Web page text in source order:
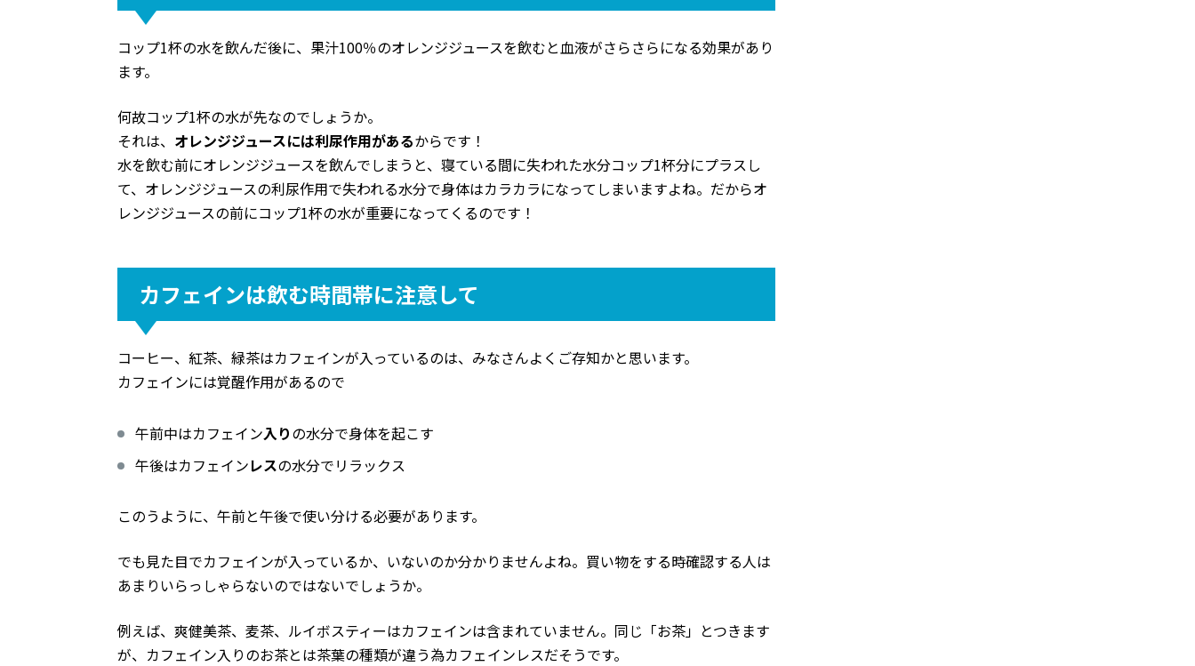
コップ1杯の水を飲んだ後に、果汁100％のオレンジジュースを飲むと血液がさらさらになる効果があり
ます。
何故コップ1杯の水が先なのでしょうか。
それは、 オレンジジュースには利尿作用があるからです！
水を飲む前にオレンジジュースを飲んでしまうと、寝ている間に失われた水分コップ1杯分にプラスし
て、オレンジジュースの利尿作用で失われる水分で身体はカラカラになってしまいますよね。だからオ
レンジジュースの前にコップ1杯の水が重要になってくるのです！
カフェインは飲む時間帯に注意して
コーヒー、紅茶、緑茶はカフェインが入っているのは、みなさんよくご存知かと思います。
カフェインには覚醒作用があるので
午前中はカフェイン入りの水分で身体を起こす
午後はカフェインレスの水分でリラックス
このうように、午前と午後で使い分ける必要があります。
でも見た目でカフェインが入っているか、いないのか分かりませんよね。買い物をする時確認する人は
あまりいらっしゃらないのではないでしょうか。
例えば、爽健美茶、麦茶、ルイボスティーはカフェインは含まれていません。同じ「お茶」とつきます
が、カフェイン入りのお茶とは茶葉の種類が違う為カフェインレスだそうです。